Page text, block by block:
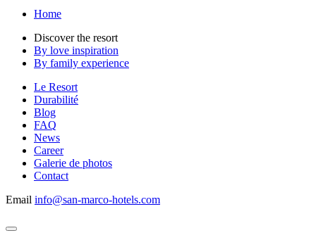
Home
Discover the resort
By love inspiration
By family experience
Le Resort
Durabilité
Blog
FAQ
News
Career
Galerie de photos
Contact
Email info@san-marco-hotels.com